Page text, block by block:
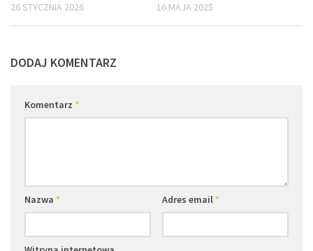
26 STYCZNIA 2026 16 MAJA 2025
DODAJ KOMENTARZ
Komentarz *
Nazwa * Adres email*